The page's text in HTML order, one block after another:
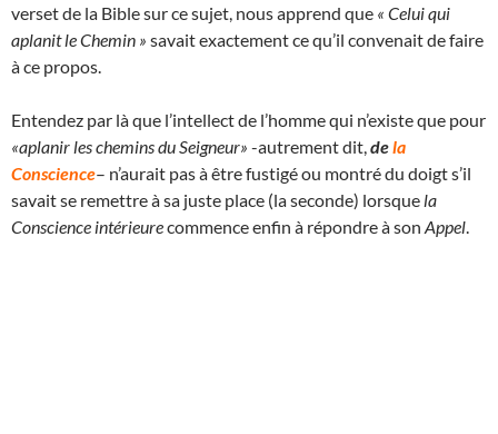
verset de la Bible sur ce sujet, nous apprend que « Celui qui
aplanit le Chemin » savait exactement ce qu’il convenait de faire
à ce propos.
Entendez par là que l’intellect de l’homme qui n’existe que pour
«aplanir les chemins du Seigneur» -autrement dit, dela
Conscience– n’aurait pas à être fustigé ou montré du doigt s’il
savait se remettre à sa juste place (la seconde) lorsque la
Conscience intérieurecommence enfin à répondre à son Appel